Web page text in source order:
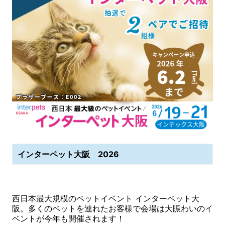
インターペット大阪 2026
西日本最大規模のペットイベント インターペット大
阪。多くのペットを連れたお客様で会場は大賑わいのイ
ベントが今年も開催されます！